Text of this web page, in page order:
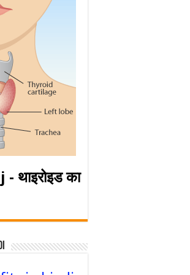
थाइरोइड का